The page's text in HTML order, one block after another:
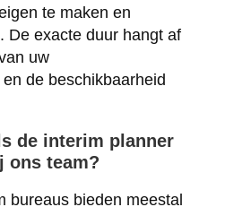
te maken en
De exacte duur hangt af
uw
de beschikbaarheid
de interim planner
ons team?
bureaus bieden meestal